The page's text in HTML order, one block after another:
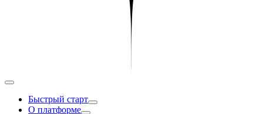
Быстрый старт
О платформе